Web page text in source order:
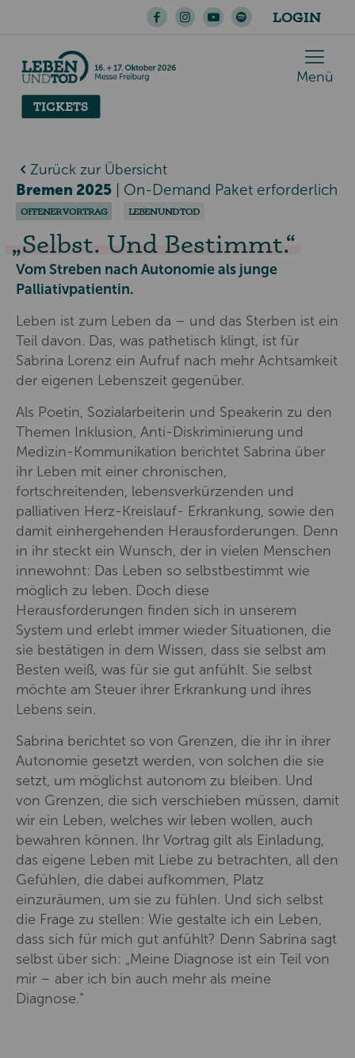
LOGIN
TICKETS
Menü
Zurück zur Übersicht
Bremen 2025 On-Demand Paket erforderlich
OFFENER VORTRAG LEBEN UND TOD
Selbst. Und Bestimmt.
Vom Streben nach Autonomie als junge
Palliativpatientin.
Leben ist zum Leben da – und das Sterben ist ein
Teil davon. Das, was pathetisch klingt, ist für
Sabrina Lorenz ein Aufruf nach mehr Achtsamkeit
der eigenen Lebenszeit gegenüber.
Als Poetin, Sozialarbeiterin und Speakerin zu den
Themen Inklusion, Anti-Diskriminierung und
Medizin-Kommunikation berichtet Sabrina über
ihr Leben mit einer chronischen,
fortschreitenden, lebensverkürzenden und
palliativen Herz-Kreislauf- Erkrankung, sowie den
damit einhergehenden Herausforderungen. Denn
in ihr steckt ein Wunsch, der in vielen Menschen
innewohnt: Das Leben so selbstbestimmt wie
möglich zu leben. Doch diese
Herausforderungen finden sich in unserem
System und erlebt immer wieder Situationen, die
sie bestätigen in dem Wissen, dass sie selbst am
Besten weiß, was für sie gut anfühlt. Sie selbst
möchte am Steuer ihrer Erkrankung und ihres
Lebens sein.
Sabrina berichtet so von Grenzen, die ihr in ihrer
Autonomie gesetzt werden, von solchen die sie
setzt, um möglichst autonom zu bleiben. Und
von Grenzen, die sich verschieben müssen, damit
wir ein Leben, welches wir leben wollen, auch
bewahren können. Ihr Vortrag gilt als Einladung,
das eigene Leben mit Liebe zu betrachten, all den
Gefühlen, die dabei aufkommen, Platz
einzuräumen, um sie zu fühlen. Und sich selbst
die Frage zu stellen: Wie gestalte ich ein Leben,
dass sich für mich gut anfühlt? Denn Sabrina sagt
selbst über sich: „Meine Diagnose ist ein Teil von
mir – aber ich bin auch mehr als meine
Diagnose.“